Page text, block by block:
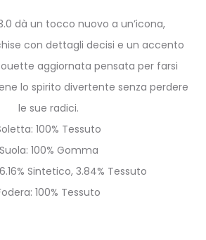
dà un tocco nuovo a un’icona,
con dettagli decisi e un accento
aggiornata pensata per farsi
lo spirito divertente senza perdere
le sue radici.
100% Tessuto
Suola: 100% Gomma
Sintetico, 3.84% Tessuto
100% Tessuto